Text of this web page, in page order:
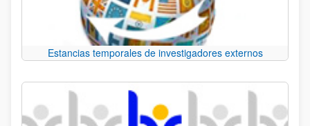
Estancias temporales de investigadores externos